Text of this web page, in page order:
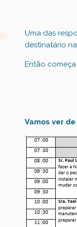
Uma das
destinatário
Então
Vamos ver